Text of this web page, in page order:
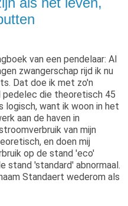
van een pendelaar: Al
zwangerschap rijd ik nu
Dat doe ik met zo'n
die theoretisch 45
logisch, want ik woon in het
aan de haven in
van mijn
en doen mij
op de stand 'eco'
stand 'standard' abnormaal.
Standaert wederom als